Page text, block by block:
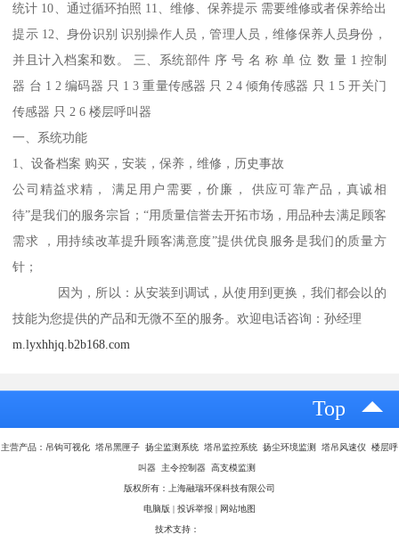
统计 10、通过循环拍照 11、维修、保养提示 需要维修或者保养给出
提示 12、身份识别 识别操作人员，管理人员，维修保养人员身份，
并且计入档案和数。 三、系统部件 序 号 名 称 单 位 数 量 1 控制
器 台 1 2 编码器 只 1 3 重量传感器 只 2 4 倾角传感器 只 1 5 开关门
传感器 只 2 6 楼层呼叫器
一、系统功能
1、设备档案 购买，安装，保养，维修，历史事故
公司精益求精， 满足用户需要，价廉， 供应可靠产品，真诚相
待”是我们的服务宗旨；“用质量信誉去开拓市场，用品种去满足顾客
需求 ，用持续改革提升顾客满意度”提供优良服务是我们的质量方
针；
因为，所以：从安装到调试，从使用到更换，我们都会以的
技能为您提供的产品和无微不至的服务。欢迎电话咨询：孙经理
m.lyxhhjq.b2b168.com
Top
主营产品：吊钩可视化 塔吊黑匣子 扬尘监测系统 塔吊监控系统 扬尘环境监测 塔吊风速仪 楼层呼
叫器 主令控制器 高支模监测
版权所有：上海融瑞环保科技有限公司
电脑版 | 投诉举报 | 网站地图
技术支持：